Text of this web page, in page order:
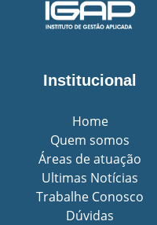
Institucional
Home
Quem somos
Áreas de atuação
Ultimas Notícias
Trabalhe Conosco
Dúvidas